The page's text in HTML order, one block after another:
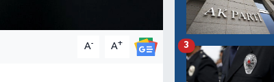
A- A+ 3